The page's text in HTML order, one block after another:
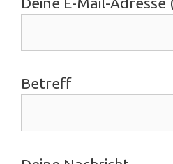
Betreff